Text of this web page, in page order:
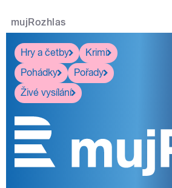
mujRozhlas
Hry a četby
Krimi
Pohádky
Pořady
Živé vysílání